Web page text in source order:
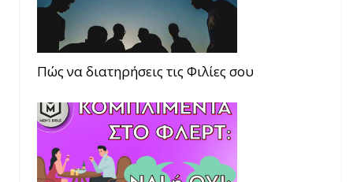
Πώς να διατηρήσεις τις Φιλίες σου